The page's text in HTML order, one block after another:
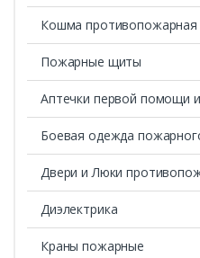
Кошма противопожарная
Пожарные щиты
Аптечки первой помощи
Боевая одежда
Двери и Люки
Диэлектрика
Краны пожарные